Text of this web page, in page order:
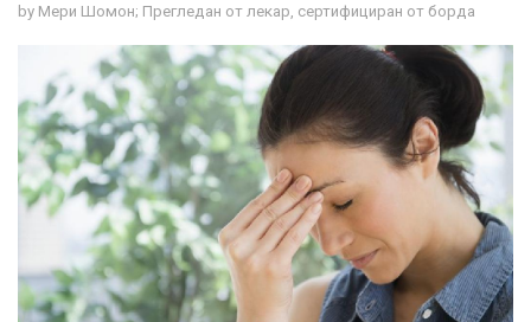
by Мери Шомон; Прегледан от лекар, сертифициран от борда